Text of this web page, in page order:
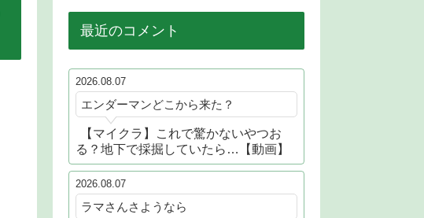
最近のコメント
2026.08.07
エンダーマンどこから来た？
【マイクラ】これで驚かないやつお
る？地下で採掘していたら…【動画】
2026.08.07
ラマさんさようなら